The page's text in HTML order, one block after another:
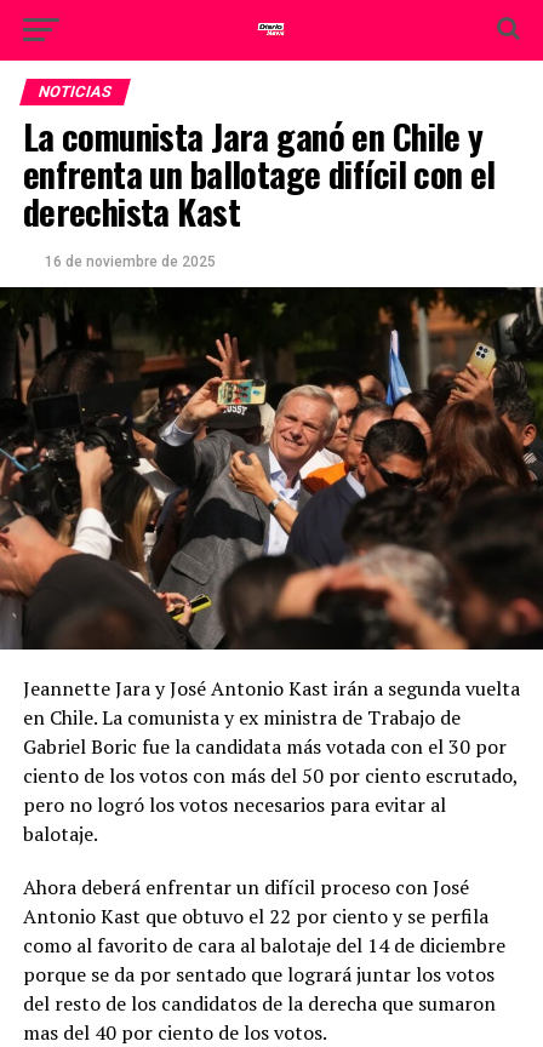
NOTICIAS
La comunista Jara ganó en Chile y
enfrenta un ballotage difícil con el
derechista Kast
16 de noviembre de 2025
Jeannette Jara y José Antonio Kast irán a segunda vuelta
en Chile. La comunista y ex ministra de Trabajo de
Gabriel Boric fue la candidata más votada con el 30 por
ciento de los votos con más del 50 por ciento escrutado,
pero no logró los votos necesarios para evitar al
balotaje.
Ahora deberá enfrentar un difícil proceso con José
Antonio Kast que obtuvo el 22 por ciento y se perfila
como al favorito de cara al balotaje del 14 de diciembre
porque se da por sentado que logrará juntar los votos
del resto de los candidatos de la derecha que sumaron
mas del 40 por ciento de los votos.